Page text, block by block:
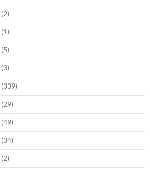
(2)
(1)
(5)
(3)
(339)
(29)
(49)
(34)
(2)